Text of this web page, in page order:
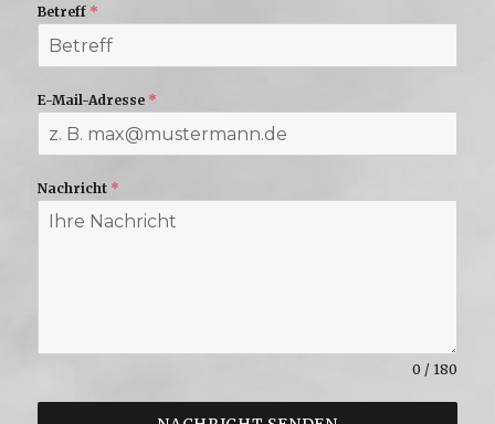
Betreff *
E-Mail-Adresse *
Nachricht *
0 / 180